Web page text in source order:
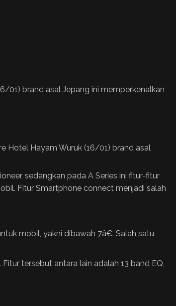
01) brand asal Jepang ini memperkenalkan
Hotel Hayam Wuruk (16/01) brand asal
sedangkan pada A Series ini fitur-fitur
Fitur Smartphone connect menjadi salah
mobil, yakni dibawah 7â€. Salah satu
tersebut antara lain adalah 13 band EQ,